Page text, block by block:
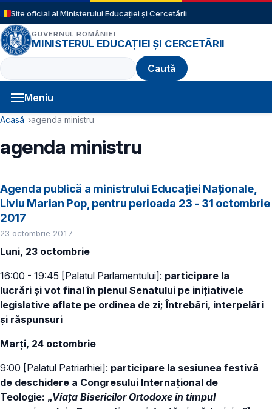
Sari la conținutul principal
Site oficial al Ministerului Educației și Cercetării
GUVERNUL ROMÂNIEI
MINISTERUL EDUCAȚIEI ȘI CERCETĂRII
Caută
Meniu
Navigație principală
Cale de navigare
Acasă agenda ministru
agenda ministru
Agenda publică a ministrului Educației Naționale,
Liviu Marian Pop, pentru perioada 23 - 31 octombrie
2017
23 octombrie 2017
Luni, 23 octombrie
16:00 - 19:45 [Palatul Parlamentului]: participare la
lucrări și vot final în plenul Senatului pe inițiativele
legislative aflate pe ordinea de zi; Întrebări, interpelări
și răspunsuri
Marți, 24 octombrie
9:00 [Palatul Patriarhiei]: participare la sesiunea festivă
de deschidere a Congresului Internațional de
Teologie: „Viața Bisericilor Ortodoxe în timpul